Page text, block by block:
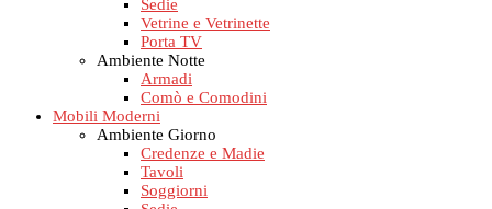
Sedie
Vetrine e Vetrinette
Porta TV
Ambiente Notte
Armadi
Comò e Comodini
Mobili Moderni
Ambiente Giorno
Credenze e Madie
Tavoli
Soggiorni